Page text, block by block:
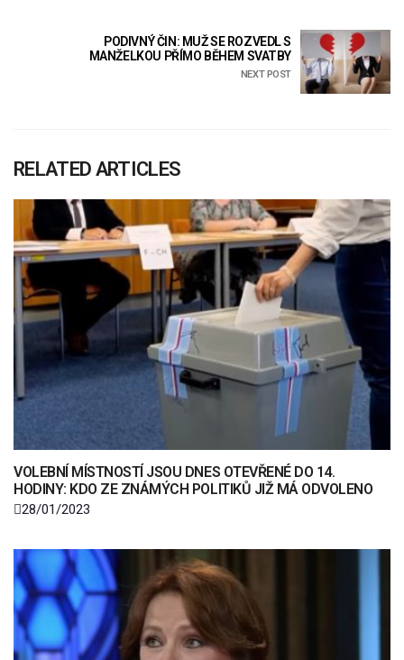
PODIVNÝ ČIN: MUŽ SE ROZVEDL S
MANŽELKOU PŘÍMO BĚHEM SVATBY
NEXT POST
RELATED ARTICLES
VOLEBNÍ MÍSTNOSTÍ JSOU DNES OTEVŘENÉ DO 14.
HODINY: KDO ZE ZNÁMÝCH POLITIKŮ JIŽ MÁ ODVOLENO
28/01/2023